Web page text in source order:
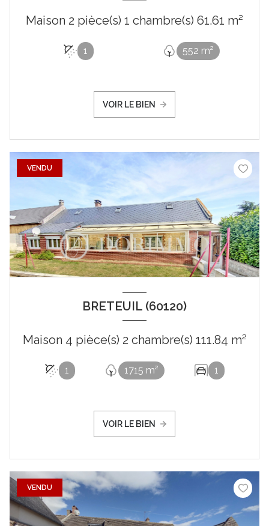
Maison 2 pièce(s) 1 chambre(s) 61.61 m²
1 552 m²
VOIR LE BIEN
VENDU
BRETEUIL (60120)
Maison 4 pièce(s) 2 chambre(s) 111.84 m²
1 1715 m² 1
VOIR LE BIEN
VENDU